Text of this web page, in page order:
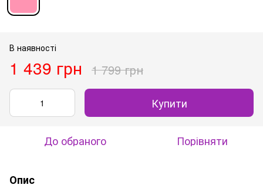
В наявності
1 439 грн 1 799 грн
Купити
До обраного Порівняти
Опис